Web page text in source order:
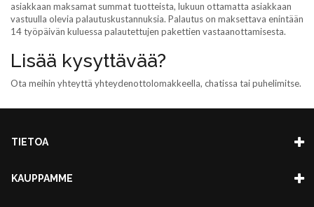
asiakkaan maksamat summat tuotteista, lukuun ottamatta asiakkaan
vastuulla olevia palautuskustannuksia. Palautus on maksettava enintään
14 työpäivän kuluessa palautettujen pakettien vastaanottamisesta.
Lisää kysyttävää?
Ota meihin yhteyttä yhteydenottolomakkeella, chatissa tai puhelimitse.
TIETOA
KAUPPAMME